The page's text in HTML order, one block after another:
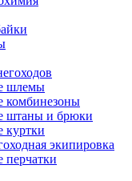
шлемы
комбинезоны
штаны и брюки
куртки
экипировка
перчатки